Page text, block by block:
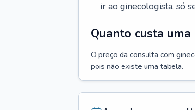
ir ao ginecologista, só
Quanto custa
O preço da consulta com
pois não existe uma tabela.